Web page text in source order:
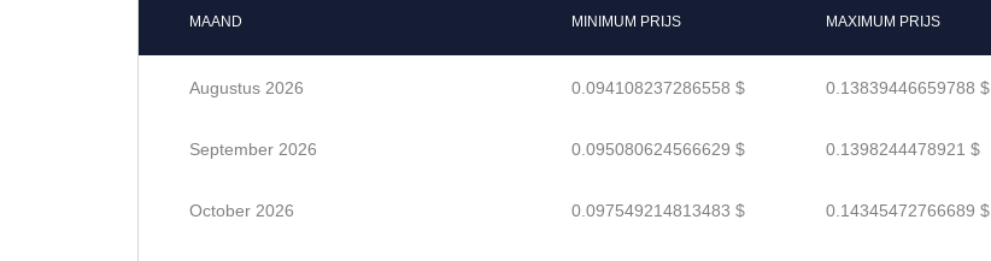
MAAND MINIMUM PRIJS MAXIMUM PRIJS
Augustus 2026 0.094108237286558 $ 0.13839446659788 $
September 2026 0.095080624566629 $ 0.1398244478921 $
October 2026 0.097549214813483 $ 0.14345472766689 $